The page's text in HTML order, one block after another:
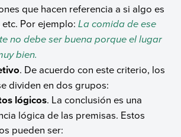
que hacen referencia a si algo es
Por ejemplo: La comida de ese
no debe ser buena porque el lugar
bien.
. De acuerdo con este criterio, los
dividen en dos grupos:
lógicos. La conclusión es una
lógica de las premisas. Estos
pueden ser: